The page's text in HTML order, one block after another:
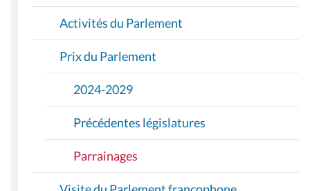
O
Activités du Parlement
Prix du Parlement
2024-2029
Précédentes législatures
Parrainages